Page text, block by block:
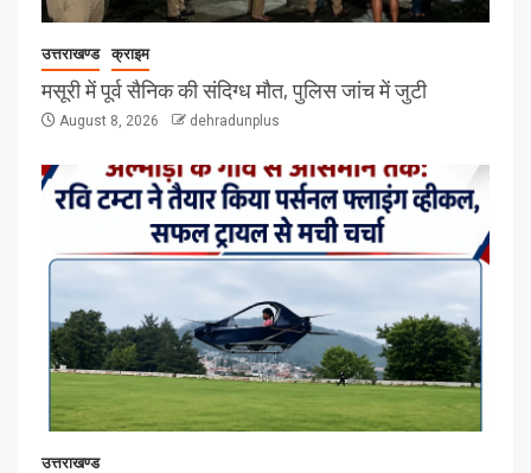
उत्तराखण्ड क्राइम
मसूरी में पूर्व सैनिक की संदिग्ध मौत, पुलिस जांच में जुटी
August 8, 2026 dehradunplus
उत्तराखण्ड